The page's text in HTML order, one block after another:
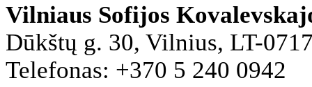
Vilniaus Sofijos
Dūkštų g. 30, Vilnius, LT-
Telefonas: +370 5 240 0942